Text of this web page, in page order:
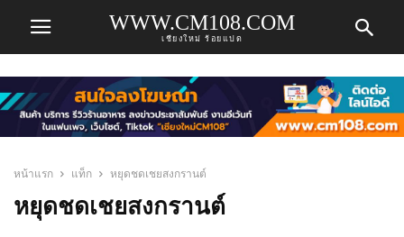
WWW.CM108.COM
เชียงใหม่ ร้อยแปด
หน้าแรก แท็ก หยุดชดเชยสงกรานต์
หยุดชดเชยสงกรานต์